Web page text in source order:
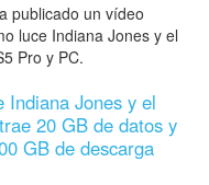
publicado un vídeo
luce Indiana Jones y el
Pro y PC.
Indiana Jones y el
20 GB de datos y
GB de descarga